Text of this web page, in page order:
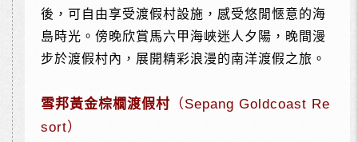
後，可自由享受渡假村設施，感受悠閒愜意的海
島時光。傍晚欣賞馬六甲海峽迷人夕陽，晚間漫
步於渡假村內，展開精彩浪漫的南洋渡假之旅。
雪邦黃金棕櫚渡假村 （Sepang Goldcoast Re
sort）